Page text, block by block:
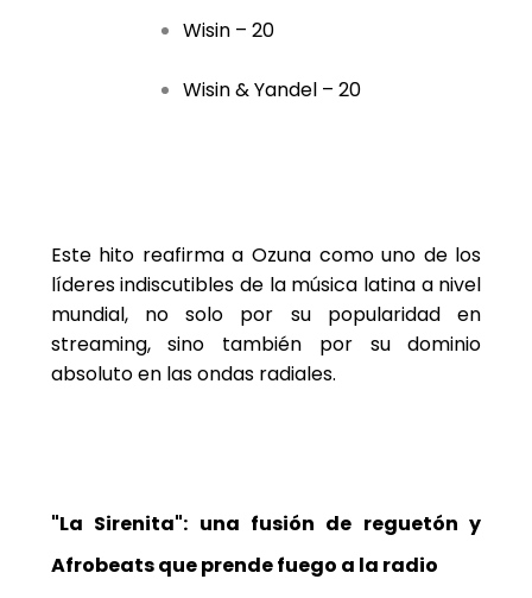
Wisin – 20
Wisin & Yandel – 20
Este hito reafirma a Ozuna como uno de los
líderes indiscutibles de la música latina a nivel
mundial, no solo por su popularidad en
streaming, sino también por su dominio
absoluto en las ondas radiales.
"La Sirenita": una fusión de reguetón y
Afrobeats que prende fuego a la radio